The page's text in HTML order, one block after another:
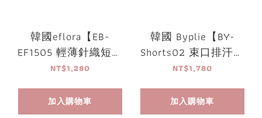
韓國eflora【EB-
EF1505 輕薄針織短版
上衣】
NT$1,280
加入購物車
韓國 Byplie【BY-
Shorts02 束口排汗短
褲】
NT$1,780
加入購物車